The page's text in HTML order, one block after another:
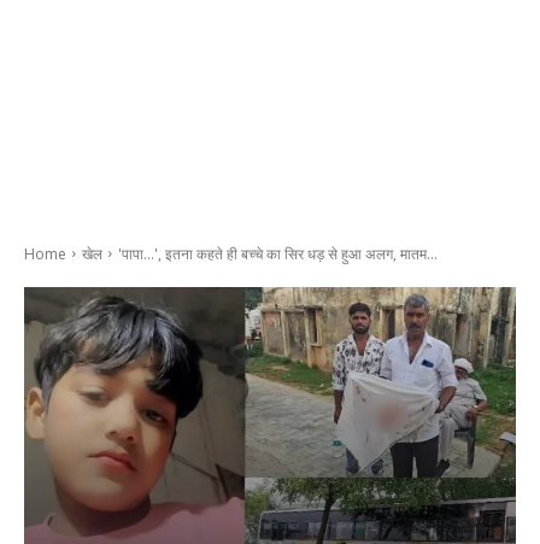
Home खेल 'पापा...', इतना कहते ही बच्चे का सिर धड़ से हुआ अलग, मातम...